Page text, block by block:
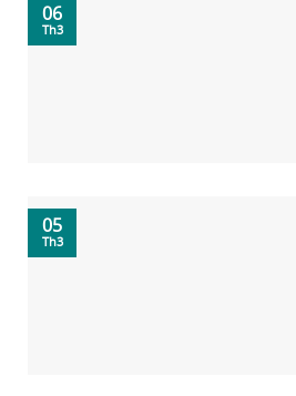
06
Th3
05
Th3